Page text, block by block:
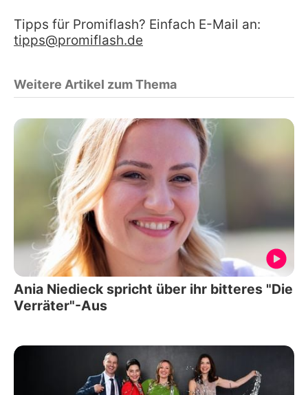
Tipps für Promiflash? Einfach E-Mail an:
tipps@promiflash.de
Weitere Artikel zum Thema
Ania Niedieck spricht über ihr bitteres "Die
Verräter"-Aus